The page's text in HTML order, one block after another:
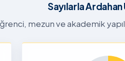
Sayılarla
mezun ve akademik